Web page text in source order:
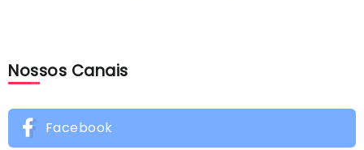
Nossos Canais
Facebook